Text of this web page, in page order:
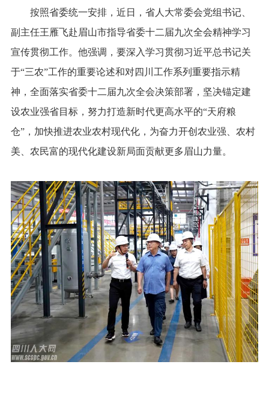
按照省委统一安排，近日，省人大常委会党组书记、
副主任王雁飞赴眉山市指导省委十二届九次全会精神学习
宣传贯彻工作。他强调，要深入学习贯彻习近平总书记关
于“三农”工作的重要论述和对四川工作系列重要指示精
神，全面落实省委十二届九次全会决策部署，坚决锚定建
设农业强省目标，努力打造新时代更高水平的“天府粮
仓”，加快推进农业农村现代化，为奋力开创农业强、农村
美、农民富的现代化建设新局面贡献更多眉山力量。